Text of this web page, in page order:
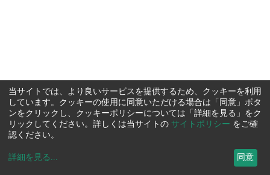
当サイトでは、より良いサービスを提供するため、クッキーを利用
しています。クッキーの使用に同意いただける場合は「同意」ボタ
ンをクリックし、クッキーポリシーについては「詳細を見る」をク
リックしてください。詳しくは当サイトの サイトポリシー をご確
認ください。
詳細を見る ... 同意